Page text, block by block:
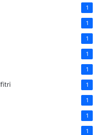
1
1
1
1
1
1
1
1
1